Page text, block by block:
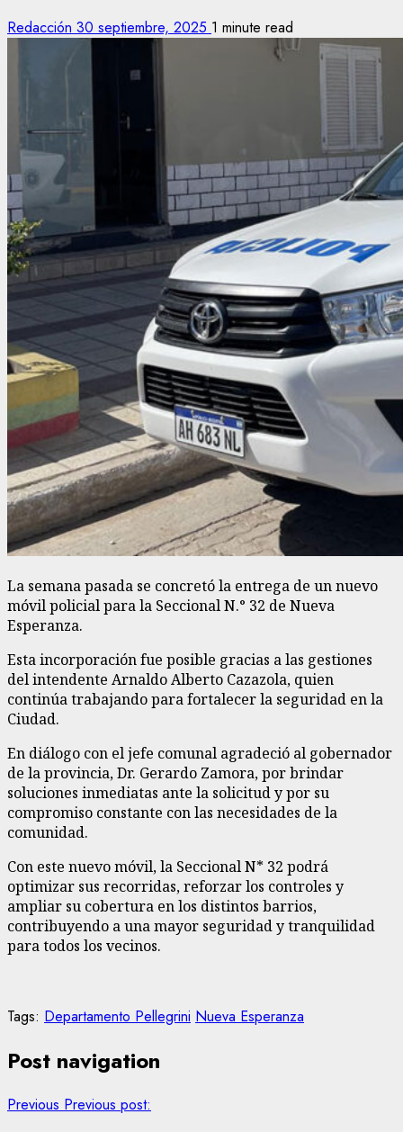
Redacción 30 septiembre, 2025 1 minute read
La semana pasada se concretó la entrega de un nuevo
móvil policial para la Seccional N.° 32 de Nueva
Esperanza.
Esta incorporación fue posible gracias a las gestiones
del intendente Arnaldo Alberto Cazazola, quien
continúa trabajando para fortalecer la seguridad en la
Ciudad.
En diálogo con el jefe comunal agradeció al gobernador
de la provincia, Dr. Gerardo Zamora, por brindar
soluciones inmediatas ante la solicitud y por su
compromiso constante con las necesidades de la
comunidad.
Con este nuevo móvil, la Seccional N* 32 podrá
optimizar sus recorridas, reforzar los controles y
ampliar su cobertura en los distintos barrios,
contribuyendo a una mayor seguridad y tranquilidad
para todos los vecinos.
Tags: Departamento Pellegrini Nueva Esperanza
Post navigation
Previous Previous post: